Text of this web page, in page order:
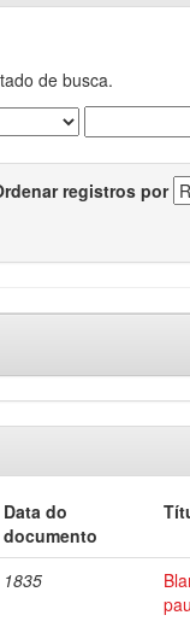
de busca.
registros por
Data do
documento
1835